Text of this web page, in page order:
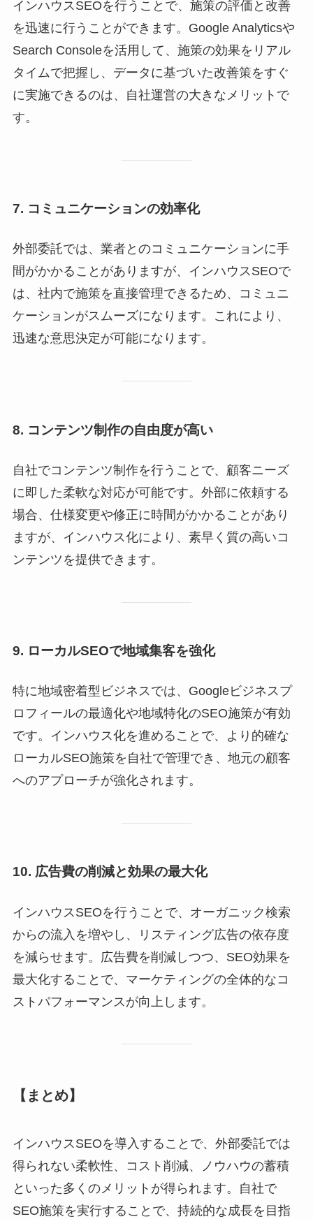
インハウスSEOを行うことで、施策の評価と改善
を迅速に行うことができます。Google Analyticsや
Search Consoleを活用して、施策の効果をリアル
タイムで把握し、データに基づいた改善策をすぐ
に実施できるのは、自社運営の大きなメリットで
す。
7. コミュニケーションの効率化
外部委託では、業者とのコミュニケーションに手
間がかかることがありますが、インハウスSEOで
は、社内で施策を直接管理できるため、コミュニ
ケーションがスムーズになります。これにより、
迅速な意思決定が可能になります。
8. コンテンツ制作の自由度が高い
自社でコンテンツ制作を行うことで、顧客ニーズ
に即した柔軟な対応が可能です。外部に依頼する
場合、仕様変更や修正に時間がかかることがあり
ますが、インハウス化により、素早く質の高いコ
ンテンツを提供できます。
9. ローカルSEOで地域集客を強化
特に地域密着型ビジネスでは、Googleビジネスプ
ロフィールの最適化や地域特化のSEO施策が有効
です。インハウス化を進めることで、より的確な
ローカルSEO施策を自社で管理でき、地元の顧客
へのアプローチが強化されます。
10. 広告費の削減と効果の最大化
インハウスSEOを行うことで、オーガニック検索
からの流入を増やし、リスティング広告の依存度
を減らせます。広告費を削減しつつ、SEO効果を
最大化することで、マーケティングの全体的なコ
ストパフォーマンスが向上します。
【まとめ】
インハウスSEOを導入することで、外部委託では
得られない柔軟性、コスト削減、ノウハウの蓄積
といった多くのメリットが得られます。自社で
SEO施策を実行することで、持続的な成長を目指